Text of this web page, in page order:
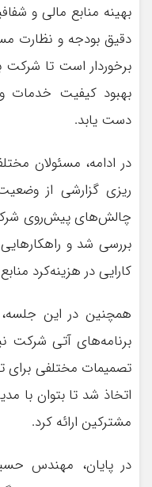
بهینه منابع مالی و
دقیق بودجه و نظارت
برخوردار است تا شرکت
بهبود کیفیت خدمات
دست یابد.
در ادامه، مسئولان
ريزى گزارشی از
چالش‌های پیش‌روی
بررسی شد و
کارایی در هزینه‌کرد
همچنین در این
برنامه‌های آتی شرکت
تصمیمات مختلفی برای
اتخاذ شد تا بتوان با
مشترکین ارائه کرد.
در پایان، مهندس